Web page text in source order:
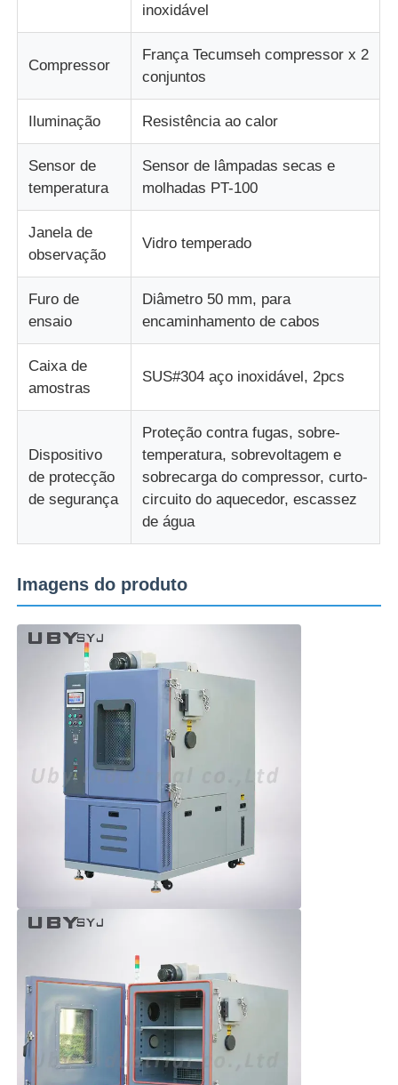
inoxidável
Compressor
França Tecumseh compressor x 2
conjuntos
Iluminação Resistência ao calor
Sensor de
temperatura
Sensor de lâmpadas secas e
molhadas PT-100
Janela de
observação
Vidro temperado
Furo de
ensaio
Diâmetro 50 mm, para
encaminhamento de cabos
Caixa de
amostras
SUS#304 aço inoxidável, 2pcs
Dispositivo
de protecção
de segurança
Proteção contra fugas, sobre-
temperatura, sobrevoltagem e
sobrecarga do compressor, curto-
circuito do aquecedor, escassez
de água
Imagens do produto